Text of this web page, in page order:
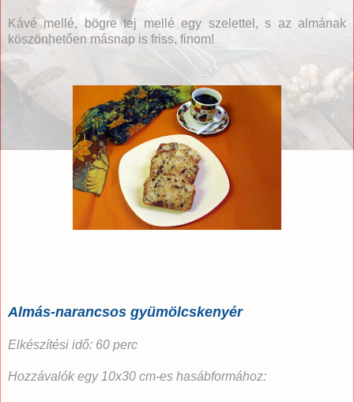
Kávé mellé, bögre tej mellé egy szelettel, s az almának
köszönhetően másnap is friss, finom!
Almás-narancsos gyümölcskenyér
Elkészítési idő: 60 perc
Hozzávalók egy 10x30 cm-es hasábformához: